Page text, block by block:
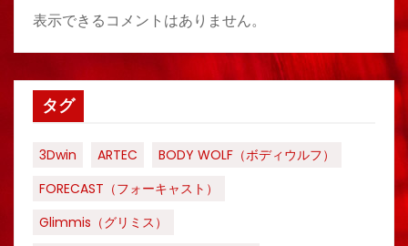
表示できるコメントはありません。
タグ
3Dwin ARTEC
BODY WOLF（ボディウルフ）
FORECAST（フォーキャスト）
Glimmis（グリミス）